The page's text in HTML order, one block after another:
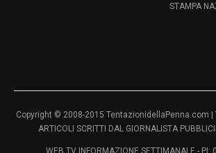
STAMPA
Copyright © 2008-2015 TentazionidellaPenna.com |
ARTICOLI SCRITTI DAL GIORNALISTA